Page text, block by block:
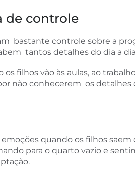
de controle
bastante controle sobre a
tantos detalhes do dia a
filhos vão às aulas, ao
não conhecerem os detalhes
quando os filhos saem
para o quarto vazio e